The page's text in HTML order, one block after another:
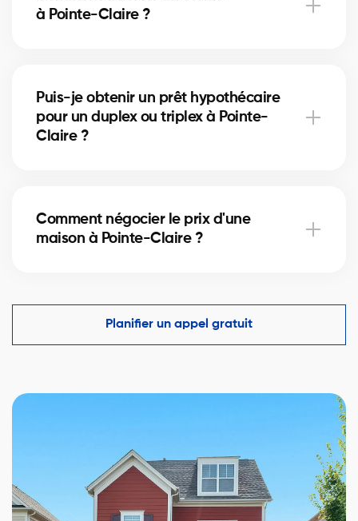
Nos courtiers peuvent vous aider à estimer ces
à Pointe-Claire ?
la gestion de la copropriété. Nos courtiers vous
guident pour éviter les mauvaises surprises.
Puis-je obtenir un prêt hypothécaire
pour un duplex ou triplex à Pointe-
Claire ?
locatifs. Ils vous aident à financer votre projet
immobilier et optimiser votre mise de fonds.
Comment négocier le prix d'une
maison à Pointe-Claire ?
comparables du marché à Pointe-Claire et vous
aide à faire une offre compétitive tout en protégeant
vos intérêts.
Planifier un appel gratuit